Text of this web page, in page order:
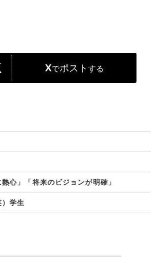
Xでポスト する
心」「将来のビジョンが明確」
学生